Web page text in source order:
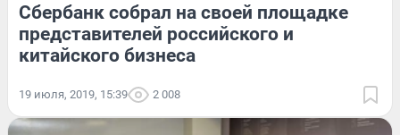
Сбербанк собрал на своей площадке
представителей российского и
китайского бизнеса
19 июля, 2019, 15:39 2 008